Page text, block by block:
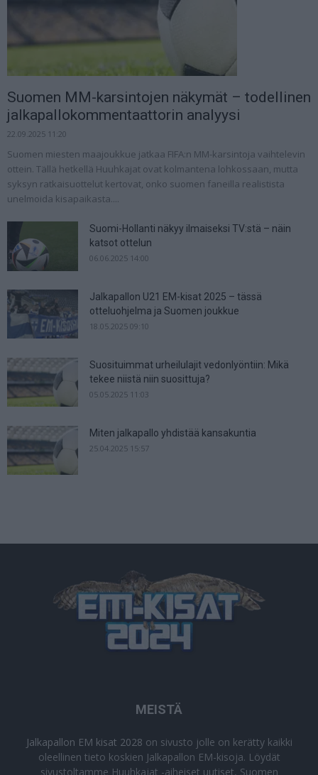
Suomen MM-karsintojen näkymät – todellinen
jalkapallokommentaattorin analyysi
22.09.2025 11:20
Suomen miesten maajoukkue jatkaa FIFA:n MM-karsintoja vaihtelevin
ottein. Tällä hetkellä Huuhkajat ovat kolmantena lohkossaan, mutta
syksyn ratkaisuottelut kertovat, onko suomen faneilla realistista
unelmoida kisapaikasta....
Suomi-Hollanti näkyy ilmaiseksi TV:stä – näin
katsot ottelun
06.06.2025 14:00
Jalkapallon U21 EM-kisat 2025 – tässä
otteluohjelma ja Suomen joukkue
18.05.2025 09:10
Suosituimmat urheilulajit vedonlyöntiin: Mikä
tekee niistä niin suosittuja?
05.05.2025 11:03
Miten jalkapallo yhdistää kansakuntia
25.04.2025 15:57
MEISTÄ
Jalkapallon EM kisat 2028 on sivusto jolle on kerätty kaikki
oleellinen tieto koskien Jalkapallon EM-kisoja. Löydät
sivustoltamme Huuhkajat -aiheiset uutiset, Suomen